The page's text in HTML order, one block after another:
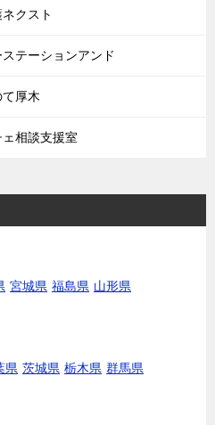
クスト
テーションアンド
て厚木
ェ相談支援室
宮城県 福島県 山形県
県 茨城県 栃木県 群馬県